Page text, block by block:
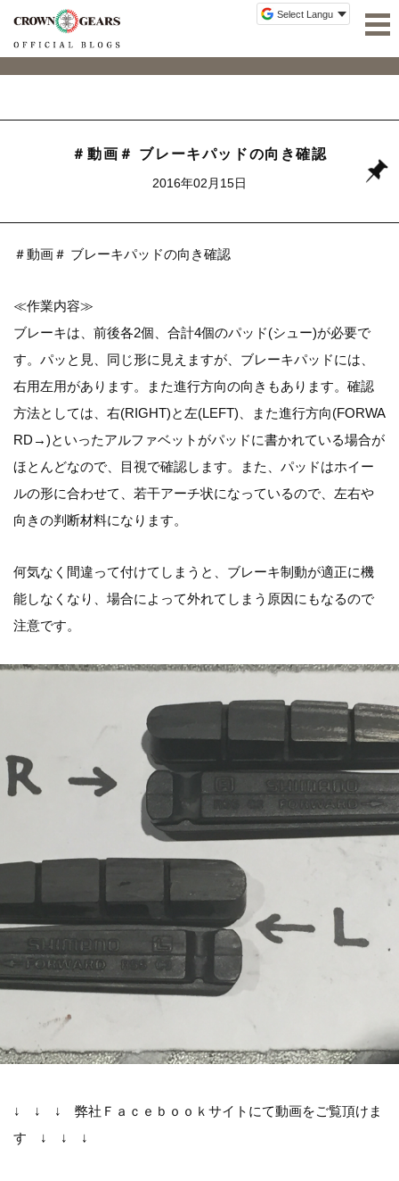
＃動画＃ ブレーキパッドの向き確認
2016年02月15日
＃動画＃ ブレーキパッドの向き確認
≪作業内容≫
ブレーキは、前後各2個、合計4個のパッド(シュー)が必要で
す。パッと見、同じ形に見えますが、ブレーキパッドには、
右用左用があります。また進行方向の向きもあります。確認
方法としては、右(RIGHT)と左(LEFT)、また進行方向(FORWA
RD→)といったアルファベットがパッドに書かれている場合が
ほとんどなので、目視で確認します。また、パッドはホイー
ルの形に合わせて、若干アーチ状になっているので、左右や
向きの判断材料になります。
何気なく間違って付けてしまうと、ブレーキ制動が適正に機
能しなくなり、場合によって外れてしまう原因にもなるので
注意です。
↓ ↓ ↓ 弊社Ｆａｃｅｂｏｏｋサイトにて動画をご覧頂けま
す ↓ ↓ ↓